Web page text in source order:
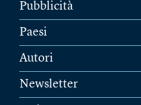
Pubblicità
Paesi
Autori
Newsletter